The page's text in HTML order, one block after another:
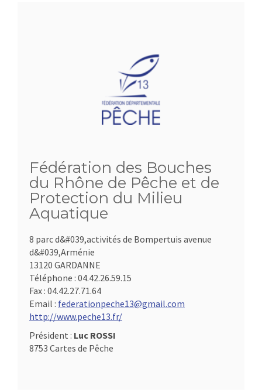
Fédération des Bouches
du Rhône de Pêche et de
Protection du Milieu
Aquatique
8 parc d&#039,activités de Bompertuis avenue
d&#039,Arménie
13120 GARDANNE
Téléphone : 04.42.26.59.15
Fax : 04.42.27.71.64
Email : federationpeche13@gmail.com
http://www.peche13.fr/
Président : Luc ROSSI
8753 Cartes de Pêche